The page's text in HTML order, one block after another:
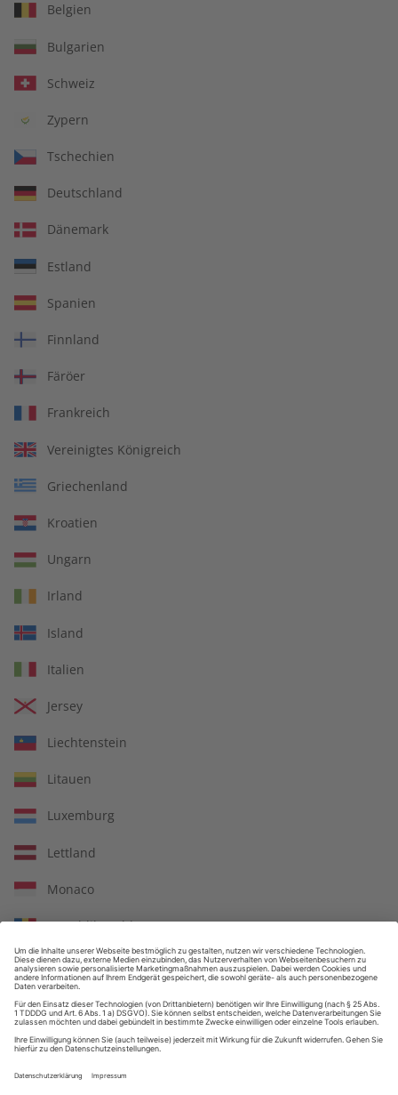
Business Spotlight Übungsheft
digital 05/2025
Business Spotlight Übungsheft
Artikelnummer
2179142
Verkauf durch
ZEIT SPRACHEN GmbH
In jeder Ausgabe spannende Einblicke und aktuelle Berichte
Lernen in allen relevanten Niveaustufen
ZAHLUNGSARTEN
Belgien
Bulgarien
Schweiz
Zypern
Tschechien
Deutschland
Dänemark
Estland
Spanien
Finnland
Färöer
Frankreich
Vereinigtes Königreich
Griechenland
Kroatien
Ungarn
Irland
Island
Italien
Jersey
Liechtenstein
Litauen
Luxemburg
Lettland
Monaco
Republik Moldau
Nordmazedonien
Malta
Niederlande
Norwegen